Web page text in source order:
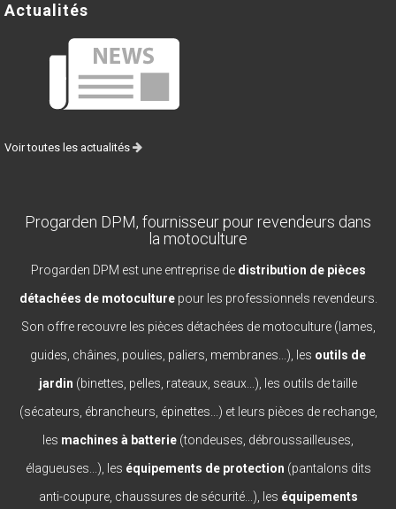
Actualités
Voir toutes les actualités
Progarden DPM, fournisseur pour revendeurs dans
la motoculture
Progarden DPM est une entreprise de distribution de pièces
détachées de motoculturepour les professionnels revendeurs.
Son offre recouvre les pièces détachées de motoculture (lames,
guides, châines, poulies, paliers, membranes...), les outils de
jardin (binettes, pelles, rateaux, seaux...), les outils de taille
(sécateurs, ébrancheurs, épinettes...) et leurs pièces de rechange,
les machines à batterie (tondeuses, débroussailleuses,
élagueuses...), les équipements de protection (pantalons dits
anti-coupure, chaussures de sécurité...), les équipements